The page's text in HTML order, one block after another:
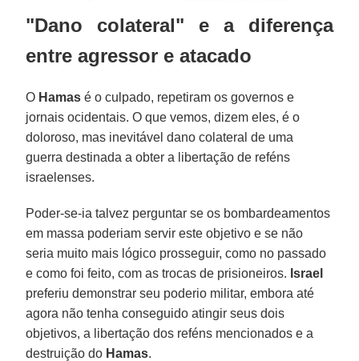
"Dano colateral" e a diferença
entre agressor e atacado
O Hamas é o culpado, repetiram os governos e
jornais ocidentais. O que vemos, dizem eles, é o
doloroso, mas inevitável dano colateral de uma
guerra destinada a obter a libertação de reféns
israelenses.
Poder-se-ia talvez perguntar se os bombardeamentos
em massa poderiam servir este objetivo e se não
seria muito mais lógico prosseguir, como no passado
e como foi feito, com as trocas de prisioneiros. Israel
preferiu demonstrar seu poderio militar, embora até
agora não tenha conseguido atingir seus dois
objetivos, a libertação dos reféns mencionados e a
destruição do Hamas.